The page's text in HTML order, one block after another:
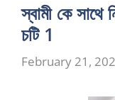
স্বামী কে সাথে
চটি 1
February 21,